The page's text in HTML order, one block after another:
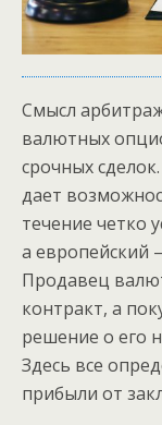
Смысл
валютных
срочных
дает
течение четко
а европейский
Продавец
контракт, а
решение о его
Здесь все
прибыли от